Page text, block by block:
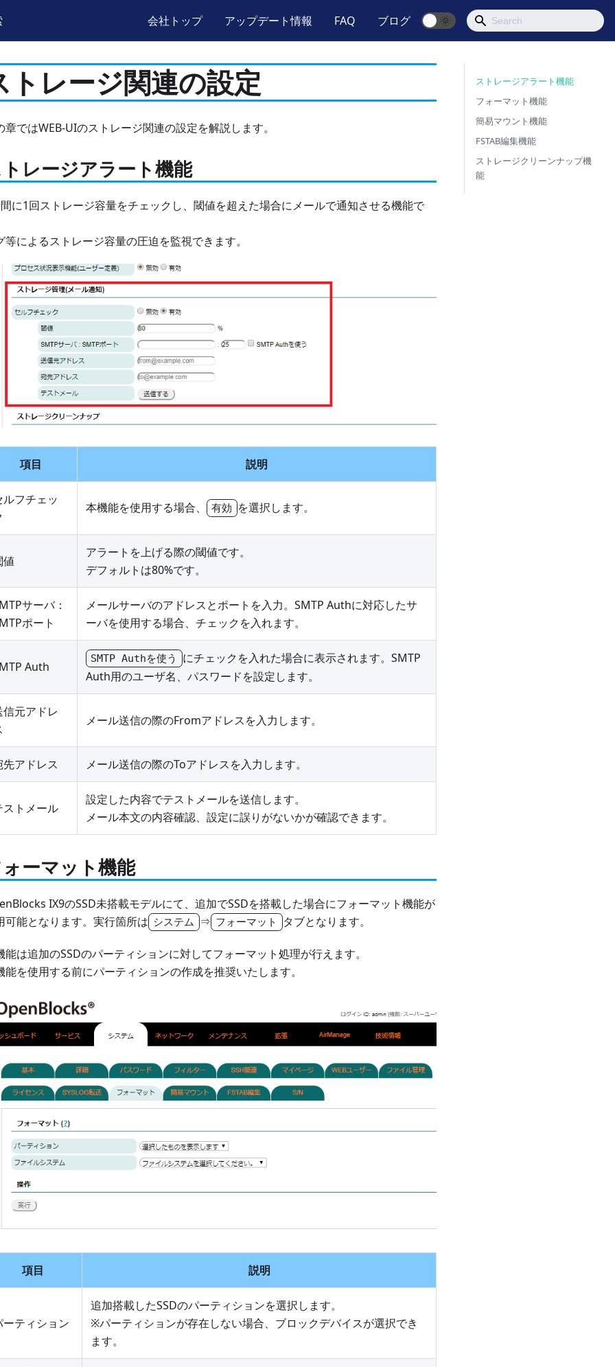
会社トップ アップデート情報 FAQ ブログ 🌞
トレージ関連の設定
章ではWEB-UIのストレージ関連の設定を解説します。
レージアラート機能
に1回ストレージ容量をチェックし、閾値を超えた場合にメールで通知させる機能で
等によるストレージ容量の圧迫を監視できます。
項目 説明
ルフチェッ
本機能を使用する場合、 有効 を選択します。
値
アラートを上げる際の閾値です。
デフォルトは80%です。
サーバ：
ポート
メールサーバのアドレスとポートを入力。SMTP Authに対応したサ
ーバを使用する場合、チェックを入れます。
Auth
SMTP Authを使う
にチェックを入れた場合に表示されます。SMTP
Auth用のユーザ名、パスワードを設定します。
信元アドレ
メール送信の際のFromアドレスを入力します。
先アドレス メール送信の際のToアドレスを入力します。
ストメール
設定した内容でテストメールを送信します。
メール本文の内容確認、設定に誤りがないかが確認できます。
ーマット機能
IX9のSSD未搭載モデルにて、追加でSSDを搭載した場合にフォーマット機能が
可能となります。実行箇所は システム ⇒ フォーマット タブとなります。
能は追加のSSDのパーティションに対してフォーマット処理が行えます。
能を使用する前にパーティションの作成を推奨いたします。
項目 説明
ーティション
追加搭載したSSDのパーティションを選択します。
※パーティションが存在しない場合、ブロックデバイスが選択でき
ます。
ストレージアラート機能
フォーマット機能
簡易マウント機能
FSTAB編集機能
ストレージクリーンナップ機
能